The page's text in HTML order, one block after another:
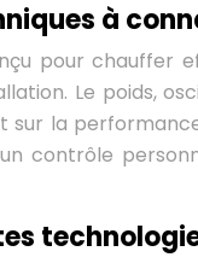
à
pour chauffer
Le poids,
sur la
contrôle